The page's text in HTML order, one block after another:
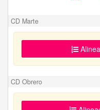
CD Marte
CD Obrero